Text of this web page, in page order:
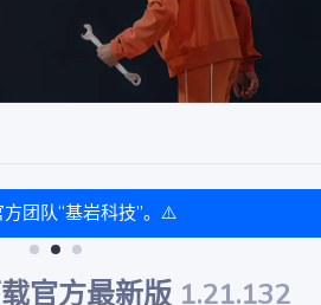
团队“基岩科技”。⚠️
官方最新版 1.21.132